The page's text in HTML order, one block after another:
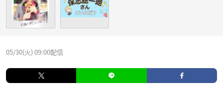
05/30(火) 09:00配信